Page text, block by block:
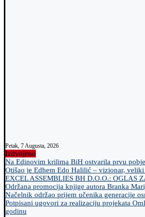
Petak, 7 Augusta, 2026
Izdvojeno
Na Edinovim krilima BiH ostvarila prvu
Otišao je Edhem Edo Halilić – vizionar,
EXCEL ASSEMBLIES BH D.O.O.: OGLAS
Održana promocija knjige autora Branka
Načelnik održao prijem učenika generacije
Potpisani ugovori za realizaciju projekata
godinu